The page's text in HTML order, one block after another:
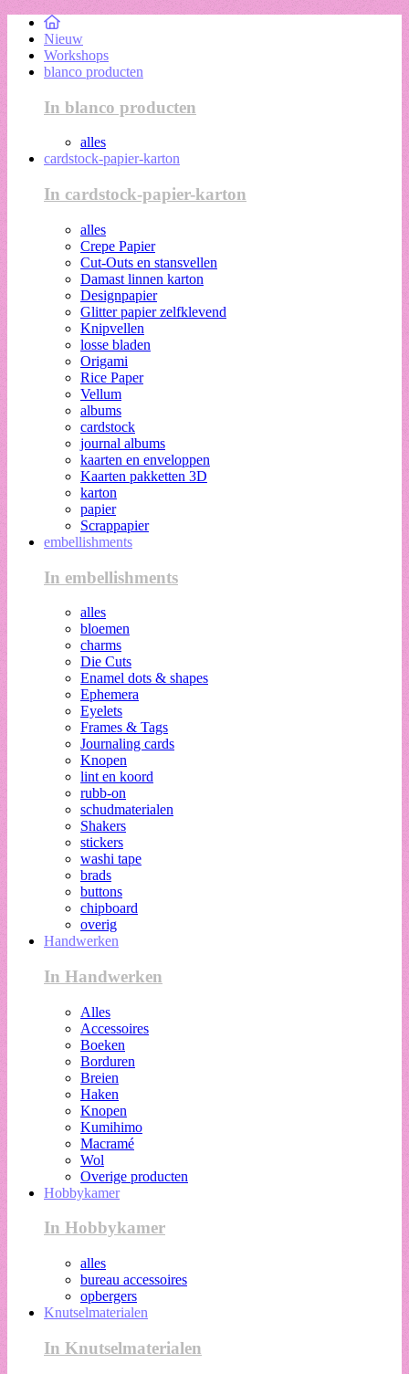
Nieuw
Workshops
blanco producten
In blanco producten
alles
cardstock-papier-karton
In cardstock-papier-karton
alles
Crepe Papier
Cut-Outs en stansvellen
Damast linnen karton
Designpapier
Glitter papier zelfklevend
Knipvellen
losse bladen
Origami
Rice Paper
Vellum
albums
cardstock
journal albums
kaarten en enveloppen
Kaarten pakketten 3D
karton
papier
Scrappapier
embellishments
In embellishments
alles
bloemen
charms
Die Cuts
Enamel dots & shapes
Ephemera
Eyelets
Frames & Tags
Journaling cards
Knopen
lint en koord
rubb-on
schudmaterialen
Shakers
stickers
washi tape
brads
buttons
chipboard
overig
Handwerken
In Handwerken
Alles
Accessoires
Boeken
Borduren
Breien
Haken
Knopen
Kumihimo
Macramé
Wol
Overige producten
Hobbykamer
In Hobbykamer
alles
bureau accessoires
opbergers
Knutselmaterialen
In Knutselmaterialen